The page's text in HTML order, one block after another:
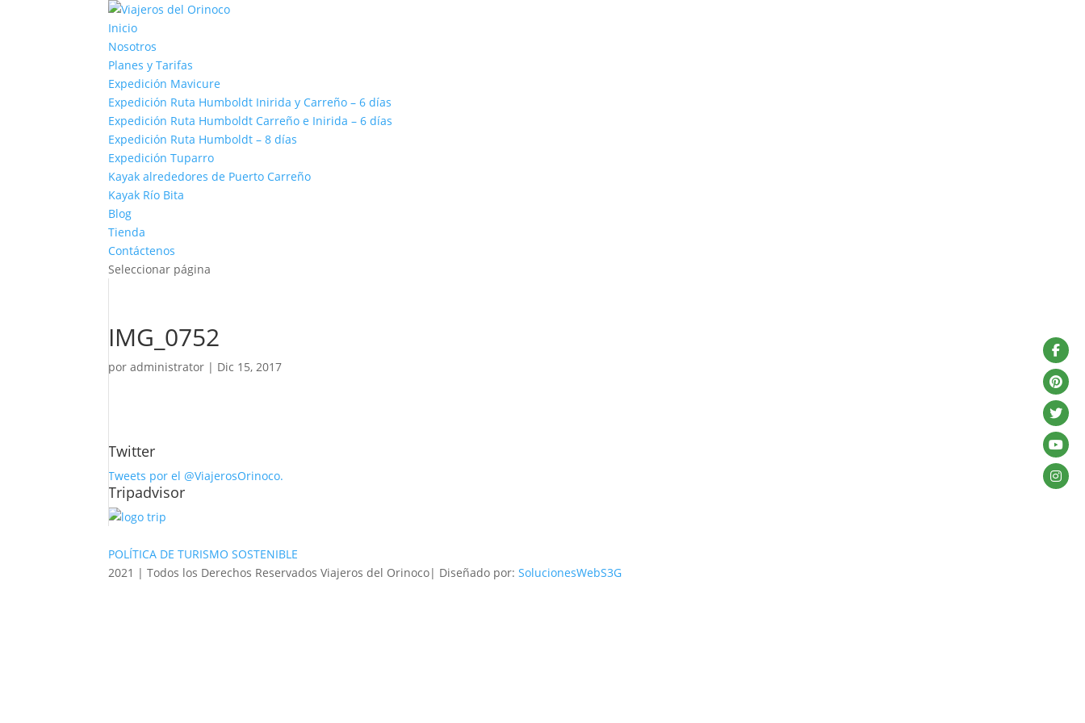
Inicio
Nosotros
Planes y Tarifas
Expedición Mavicure
Expedición Ruta Humboldt Inirida y Carreño – 6 días
Expedición Ruta Humboldt Carreño e Inirida – 6 días
Expedición Ruta Humboldt – 8 días
Expedición Tuparro
Kayak alrededores de Puerto Carreño
Kayak Río Bita
Blog
Tienda
Contáctenos
Seleccionar página
IMG_0752
poradministrator | Dic 15, 2017
Twitter
Tweets por el @ViajerosOrinoco.
Tripadvisor
POLÍTICA DE TURISMO SOSTENIBLE
2021 | Todos los Derechos Reservados Viajeros del Orinoco| Diseñado por:SolucionesWebS3G